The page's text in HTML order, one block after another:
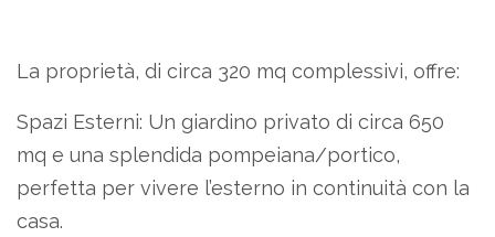
La proprietà, di circa 320 mq complessivi, offre:
Spazi Esterni: Un giardino privato di circa 650
mq e una splendida pompeiana/portico,
perfetta per vivere l’esterno in continuità con la
casa.